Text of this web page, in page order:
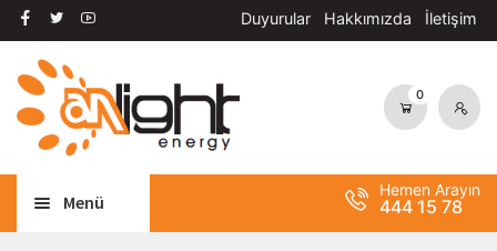
Duyurular Hakkımızda İletişim
Dolaşıma
geç
İçeriğe
geç
0
Menü
Hemen Arayın
444 15 78